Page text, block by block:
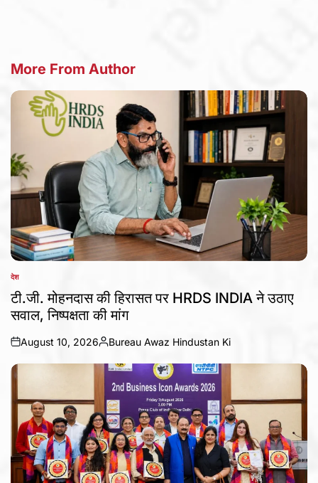
More From Author
POSTED
IN
देश
टी.जी. मोहनदास की हिरासत पर HRDS INDIA ने उठाए
सवाल, निष्पक्षता की मांग
on
August 10, 2026
Posted
by
Bureau Awaz Hindustan Ki